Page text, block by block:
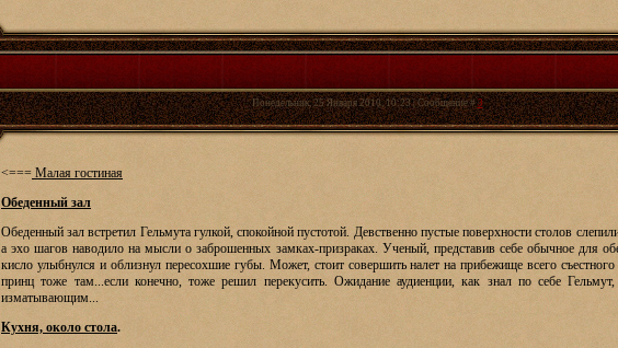
Понедельник, 25 Января 2010, 10:23 | Сообщение #3
<=== Малая гостиная
Обеденный зал
Обеденный зал встретил Гельмута гулкой, спокойной пустотой. Девственно пустые поверхности столов
а эхо шагов наводило на мысли о заброшенных замках-призраках. Ученый, представив себе обычное для
кисло улыбнулся и облизнул пересохшие губы. Может, стоит совершить налет на прибежище всего
принц тоже там...если конечно, тоже решил перекусить. Ожидание аудиенции, как знал по себе
изматывающим...
Кухня, около стола.